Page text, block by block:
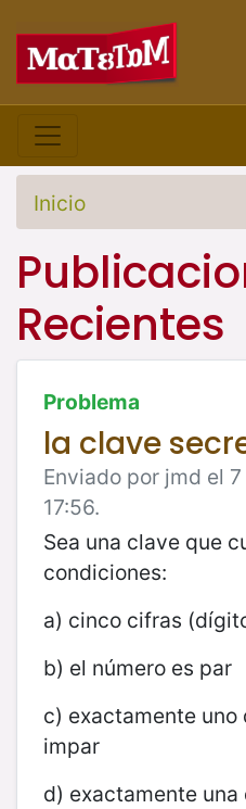
Inicio
Recientes
Problema
la clave
Enviado por jmd el
17:56.
Sea una clave que
condiciones:
a) cinco cifras
b) el número es par
c) exactamente uno
impar
d) exactamente